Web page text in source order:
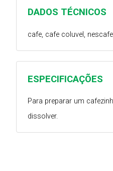
ESPECIFICAÇÕES
Para preparar um
dissolver.
DADOS TÉCNICOS
cafe, cafe coluvel,